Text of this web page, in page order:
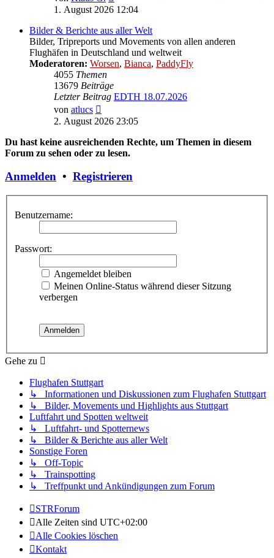
Beitrag
1. August 2026 12:04
Bilder & Berichte aus aller Welt
Bilder, Tripreports und Movements von allen anderen
Flughäfen in Deutschland und weltweit
Moderatoren: Worsen, Bianca, PaddyFly
4055 Themen
13679 Beiträge
Letzter Beitrag EDTH 18.07.2026
von atlucs
Beitrag
2. August 2026 23:05
Du hast keine ausreichenden Rechte, um Themen in diesem
Forum zu sehen oder zu lesen.
Anmelden • Registrieren
Benutzername:
Passwort:
Angemeldet bleiben
Meinen Online-Status während dieser Sitzung
verbergen
Gehe zu
Flughafen Stuttgart
↳ Informationen und Diskussionen zum Flughafen Stuttgart
↳ Bilder, Movements und Highlights aus Stuttgart
Luftfahrt und Spotten weltweit
↳ Luftfahrt- und Spotternews
↳ Bilder & Berichte aus aller Welt
Sonstige Foren
↳ Off-Topic
↳ Trainspotting
↳ Treffpunkt und Ankündigungen zum Forum
STRForum
Alle Zeiten sind UTC+02:00
Alle Cookies löschen
Kontakt